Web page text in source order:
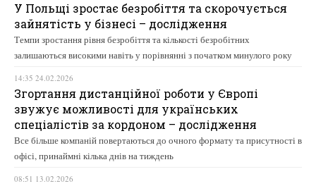
У Польщі зростає безробіття та скорочується
зайнятість у бізнесі – дослідження
Темпи зростання рівня безробіття та кількості безробітних
залишаються високими навіть у порівнянні з початком минулого року
14:35 24.02.2026
Згортання дистанційної роботи у Європі
звужує можливості для українських
спеціалістів за кордоном – дослідження
Все більше компаній повертаються до очного формату та присутності в
офісі, принаймні кілька днів на тиждень
08:51 13.02.2026